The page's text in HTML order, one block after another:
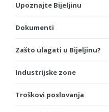
Upoznajte Bijeljinu
Dokumenti
Zašto ulagati u Bijeljinu?
Industrijske zone
Troškovi poslovanja